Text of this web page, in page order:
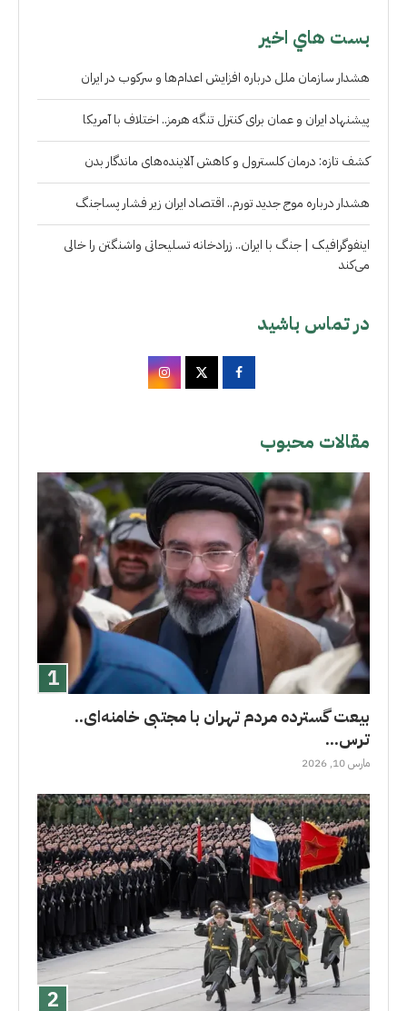
بست هاي اخير
هشدار سازمان ملل درباره افزایش اعدام‌ها و سرکوب در ایران
پیشنهاد ایران و عمان برای کنترل تنگه هرمز.. اختلاف با آمریکا
کشف تازه: درمان کلسترول و کاهش آلاینده‌های ماندگار بدن
هشدار درباره موج جدید تورم.. اقتصاد ایران زیر فشار پساجنگ
اینفوگرافیک | جنگ با ایران.. زرادخانه تسلیحاتی واشنگتن را خالی
می‌کند
در تماس باشید
مقالات محبوب
بیعت گسترده مردم تهران با مجتبی خامنه‌ای..
ترس...
مارس 10, 2026